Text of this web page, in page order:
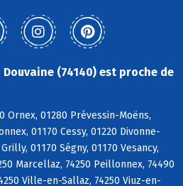
(74140) est proche de
Ornex, 01280 Prévessin-Moëns,
01170 Cessy, 01220 Divonne-
01170 Ségny, 01170 Vesancy,
Marcellaz, 74250 Peillonnex, 74490
Ville-en-Sallaz, 74250 Viuz-en-